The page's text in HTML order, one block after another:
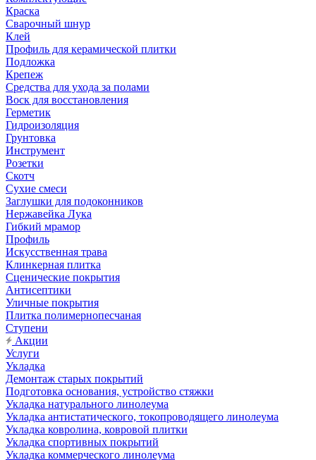
Краска
Сварочный шнур
Клей
Профиль для керамической плитки
Подложка
Крепеж
Средства для ухода за полами
Воск для восстановления
Герметик
Гидроизоляция
Грунтовка
Инструмент
Розетки
Скотч
Сухие смеси
Заглушки для подоконников
Нержавейка Лука
Гибкий мрамор
Профиль
Искусственная трава
Клинкерная плитка
Сценические покрытия
Антисептики
Уличные покрытия
Плитка полимернопесчаная
Ступени
Акции
Услуги
Укладка
Демонтаж старых покрытий
Подготовка основания, устройство стяжки
Укладка натурального линолеума
Укладка антистатического, токопроводящего линолеума
Укладка ковролина, ковровой плитки
Укладка спортивных покрытий
Укладка коммерческого линолеума